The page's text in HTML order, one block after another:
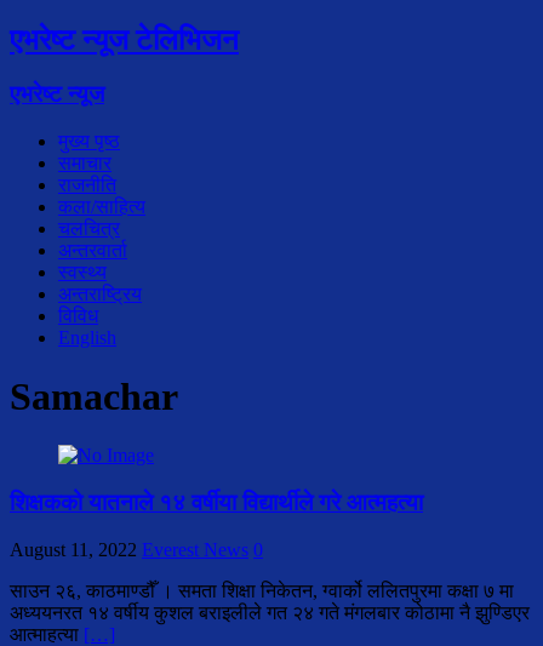
एभरेष्ट न्यूज टेलिभिजन
एभरेष्ट न्यूज
मुख्य पृष्ठ
समाचार
राजनीति
कला/साहित्य
चलचित्र
अन्तरवार्ता
स्वस्थ्य
अन्तराष्ट्रिय
विविध
English
Samachar
शिक्षकको यातनाले १४ वर्षीया विद्यार्थीले गरे आत्महत्या
August 11, 2022 Everest News 0
साउन २६, काठमाण्डौँ । समता शिक्षा निकेतन, ग्वार्को ललितपुरमा कक्षा ७ मा
अध्ययनरत १४ वर्षीय कुशल बराइलीले गत २४ गते मंगलबार कोठामा नै झुण्डिएर
आत्माहत्या […]